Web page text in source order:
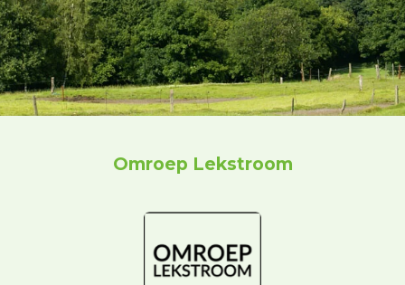
Omroep Lekstroom